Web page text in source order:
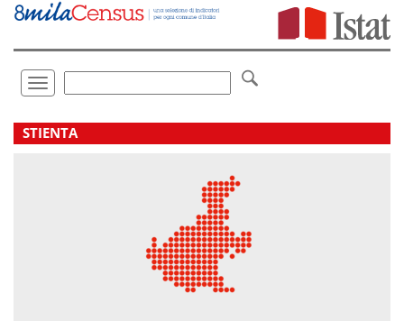
Vai
direttamente
Toggle
navigation
.
STIENTA